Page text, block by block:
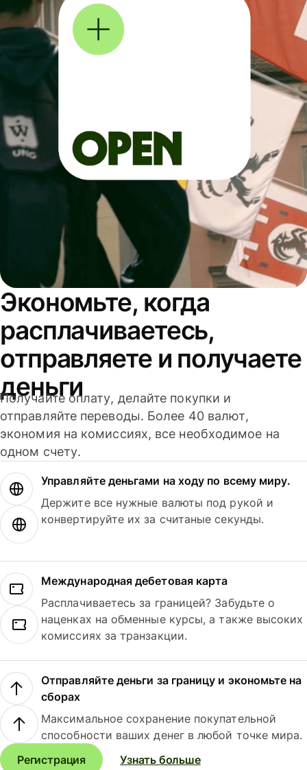
Экономьте, когда
расплачиваетесь,
отправляете и получаете
деньги
Получайте оплату, делайте покупки и
отправляйте переводы. Более 40 валют,
экономия на комиссиях, все необходимое на
одном счету.
Управляйте деньгами на ходу по всему миру.
Держите все нужные валюты под рукой и
конвертируйте их за считаные секунды.
Международная дебетовая карта
Расплачиваетесь за границей? Забудьте о
наценках на обменные курсы, а также высоких
комиссиях за транзакции.
Отправляйте деньги за границу и экономьте на
сборах
Максимальное сохранение покупательной
способности ваших денег в любой точке мира.
Регистрация
Узнать больше